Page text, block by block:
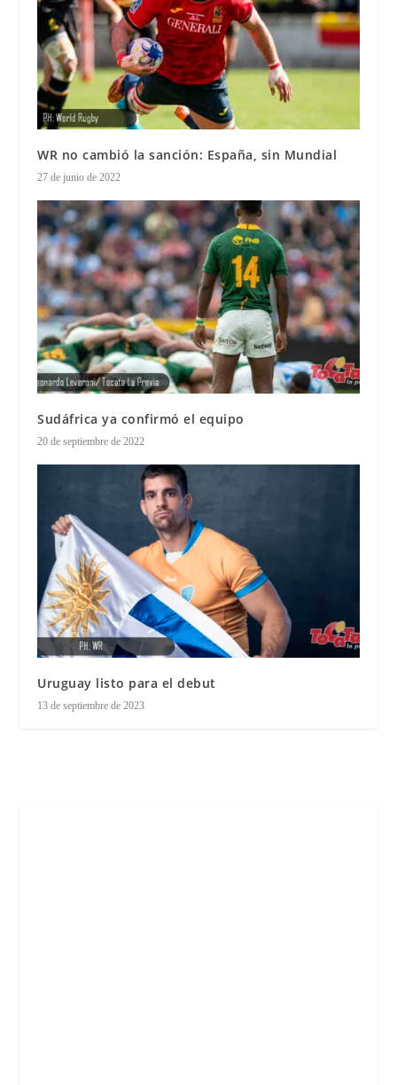
WR no cambió la sanción: España, sin Mundial
27 de junio de 2022
Sudáfrica ya confirmó el equipo
20 de septiembre de 2022
Uruguay listo para el debut
13 de septiembre de 2023